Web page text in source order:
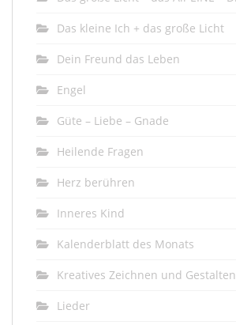
Das kleine Ich + das große Licht
Dein Freund das Leben
Engel
Güte – Liebe – Gnade
Heilende Fragen
Herz berühren
Inneres Kind
Kalenderblatt des Monats
Kreatives Zeichnen und Gestalten
Lieder